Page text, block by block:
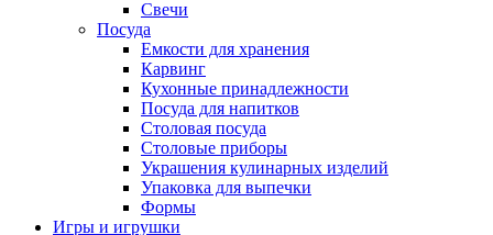
Свечи
Посуда
Емкости для хранения
Карвинг
Кухонные принадлежности
Посуда для напитков
Столовая посуда
Столовые приборы
Украшения кулинарных изделий
Упаковка для выпечки
Формы
Игры и игрушки